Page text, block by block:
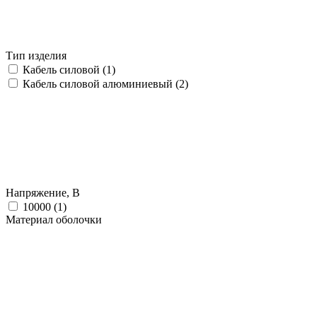
Тип изделия
Кабель силовой (1)
Кабель силовой алюминиевый (2)
Напряжение, В
10000 (1)
Материал оболочки